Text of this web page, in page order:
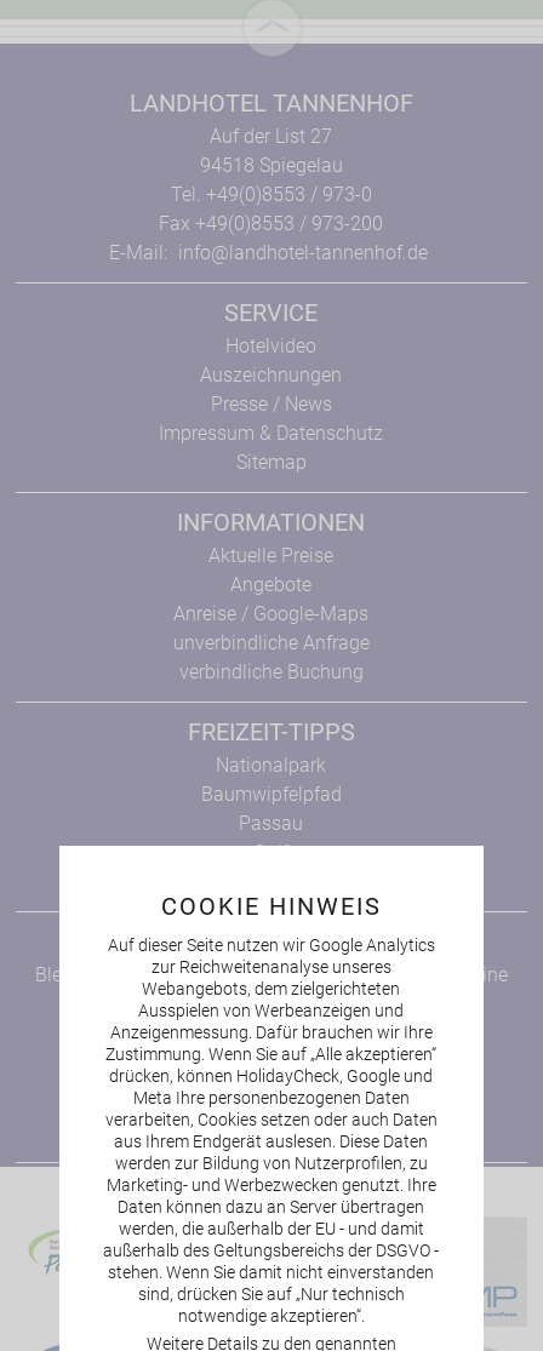
LANDHOTEL TANNENHOF
Auf der List 27
94518 Spiegelau
Tel. +49(0)8553 / 973-0
Fax +49(0)8553 / 973-200
E-Mail: info@landhotel-tannenhof.de
SERVICE
Hotelvideo
Auszeichnungen
Presse / News
Impressum & Datenschutz
Sitemap
INFORMATIONEN
Aktuelle Preise
Angebote
Anreise / Google-Maps
unverbindliche Anfrage
verbindliche Buchung
FREIZEIT-TIPPS
Nationalpark
Baumwipfelpfad
Passau
Golf
NEWSLETTER
Bleiben Sie auf dem Laufenden und verpassen Sie keine
Angebote!
zur Newsletter-Anmeldung
COOKIE HINWEIS
Auf dieser Seite nutzen wir Google Analytics
zur Reichweitenanalyse unseres
Webangebots, dem zielgerichteten
Ausspielen von Werbeanzeigen und
Anzeigenmessung. Dafür brauchen wir Ihre
Zustimmung. Wenn Sie auf „Alle akzeptieren“
drücken, können HolidayCheck, Google und
Meta Ihre personenbezogenen Daten
verarbeiten, Cookies setzen oder auch Daten
aus Ihrem Endgerät auslesen. Diese Daten
werden zur Bildung von Nutzerprofilen, zu
Marketing- und Werbezwecken genutzt. Ihre
Daten können dazu an Server übertragen
werden, die außerhalb der EU - und damit
außerhalb des Geltungsbereichs der DSGVO -
stehen. Wenn Sie damit nicht einverstanden
sind, drücken Sie auf „Nur technisch
notwendige akzeptieren“.
Weitere Details zu den genannten